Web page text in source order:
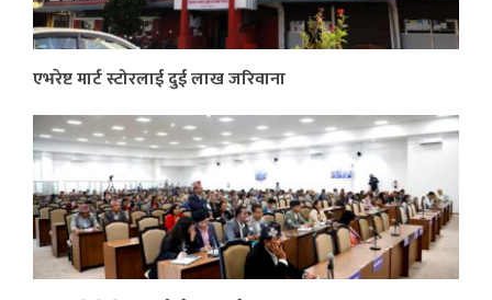
एभरेष्ट मार्ट स्टोरलाई दुई लाख जरिवाना